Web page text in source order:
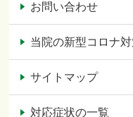
お問い合わせ
当院の新型コロナ
サイトマップ
対応症状の一覧